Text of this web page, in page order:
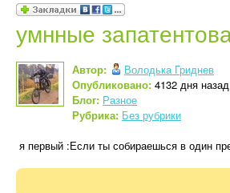
умнные
Автор:
Володька Гриднев
Опубликовано: 4132 дня
Блог: Разное
Рубрика: Без рубрики
я первый :Если ты собираешься в один